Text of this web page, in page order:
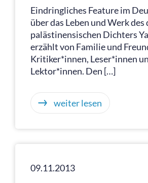
Eindringliches Feature im
über das Leben und Werk des
palästinensischen Dichters
erzählt von Familie und
Kritiker*innen, Leser*innen
Lektor*innen. Den […]
weiter lesen
09.11.2013